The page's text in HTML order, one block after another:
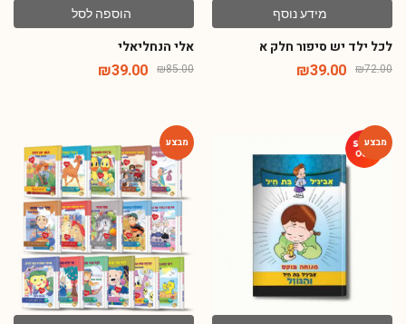
מידע נוסף
לכל ילד יש סיפור חלק א
₪72.00
₪39.00
הוספה לסל
אלי הנחליאלי
₪85.00
₪39.00